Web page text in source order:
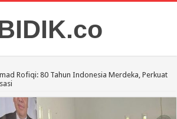
Rofiqi: 80 Tahun Indonesia Merdeka, Perkuat